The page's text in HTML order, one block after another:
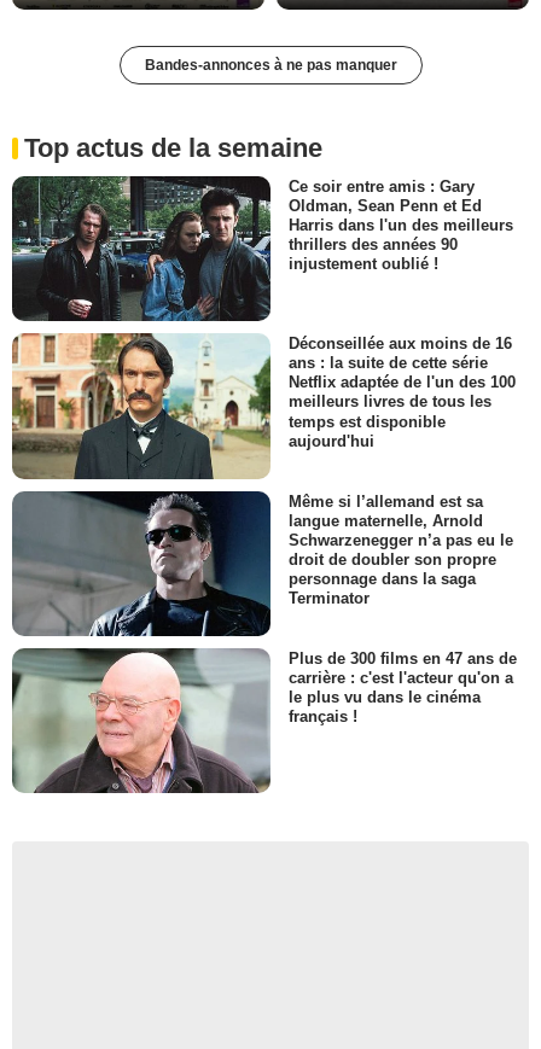
Bandes-annonces à ne pas manquer
Top actus de la semaine
Ce soir entre amis : Gary
Oldman, Sean Penn et Ed
Harris dans l'un des meilleurs
thrillers des années 90
injustement oublié !
Déconseillée aux moins de 16
ans : la suite de cette série
Netflix adaptée de l'un des 100
meilleurs livres de tous les
temps est disponible
aujourd'hui
Même si l’allemand est sa
langue maternelle, Arnold
Schwarzenegger n’a pas eu le
droit de doubler son propre
personnage dans la saga
Terminator
Plus de 300 films en 47 ans de
carrière : c'est l'acteur qu'on a
le plus vu dans le cinéma
français !